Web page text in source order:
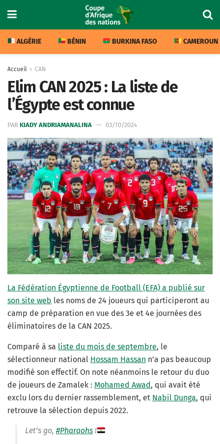
ALGÉRIE BÉNIN BURKINA FASO CAMEROUN
Accueil CAN
Elim CAN 2025 : La liste de
l’Égypte est connue
PAR KIADY ANDRIAMANALINA 03/10/2024
La Fédération Égyptienne de Football (EFA) a publié sur
son site web les noms de 24 joueurs qui participeront au
camp de préparation en vue des 3e et 4e journées des
éliminatoires de la CAN 2025.
Comparé à sa liste du mois de septembre, le
sélectionneur national Hossam Hassan n’a pas beaucoup
modifié son effectif. On note néanmoins le retour du duo
de joueurs de Zamalek : Mohamed Awad, qui avait été
exclu lors du dernier rassemblement, et Nabil Dunga, qui
retrouve la sélection depuis 2022.
Let’s go, #Pharaohs !